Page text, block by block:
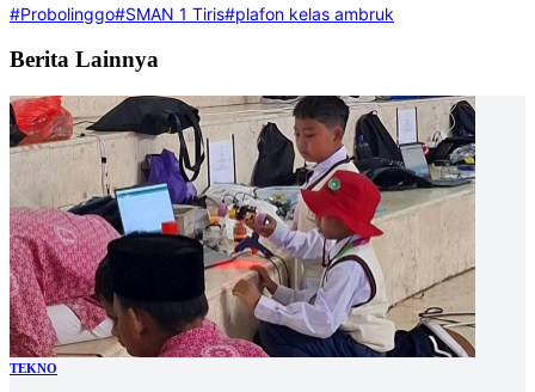
#Probolinggo#SMAN 1 Tiris#plafon kelas ambruk
Berita Lainnya
TEKNO